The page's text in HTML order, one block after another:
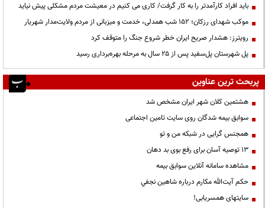
باید افراد کارآمدتر را به کار گرفت/ کاری می کنیم در معیشت مردم مشکلی پیش نیاید
موکب شهدای رزکان؛ ۱۵۲ شب همدلی، خدمت و میزبانی از مردم ولایت‌مدار شهریار
رویترز: هشدار صریح ایران خطر شروع جنگ را متوقف کرد
پل شهرستان پل‌سفید پس از ۲۵ سال به مرحله بهره‌برداری رسید
پربحث ترین عناوین
هشتمین کلان شهر ایران مشخص شد
سوابق بیمه شدگان روی سایت تامین اجتماعی
همجنس گرایی در شبکه من و تو
13 توصیه آسان برای رفع بوی بد دهان
مشاهده سامانه آنلاين سوابق بیمه
حكم آيت‌الله مكارم درباره شاهين نجفي
سایتهای همسریابی!